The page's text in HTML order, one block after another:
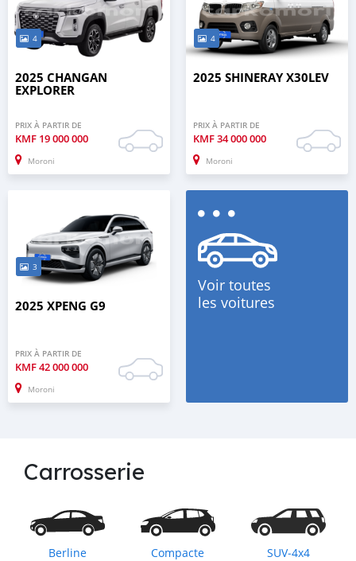
4
2025 CHANGAN
EXPLORER
PRIX À PARTIR DE
KMF 19 000 000
Moroni
4
2025 SHINERAY X30LEV
PRIX À PARTIR DE
KMF34 000 000
Moroni
3
2025 XPENG G9
PRIX À PARTIR DE
KMF42 000 000
Moroni
Voir toutes
les voitures
Carrosserie
Berline Compacte SUV‒4x4